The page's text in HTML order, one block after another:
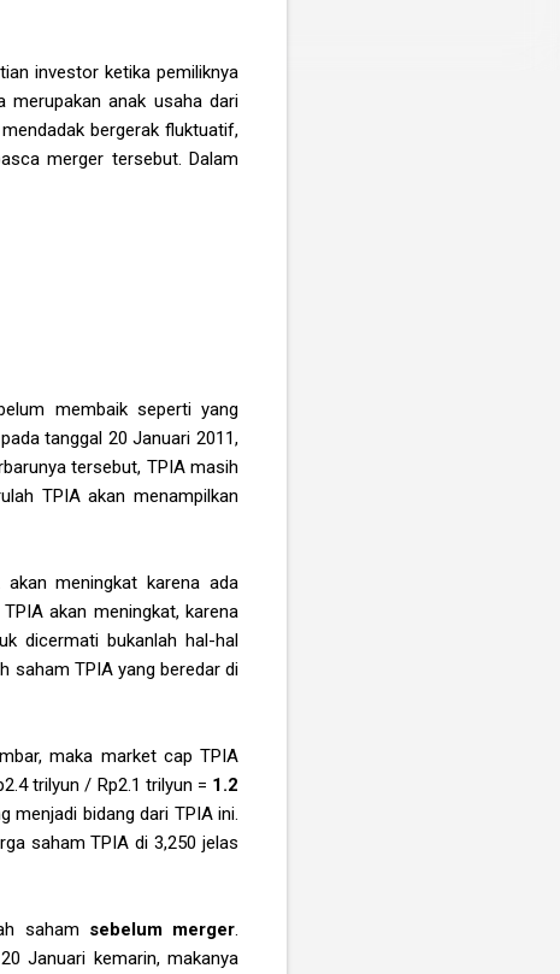
investor ketika pemiliknya
merupakan anak usaha dari
bergerak fluktuatif,
merger tersebut. Dalam
membaik seperti yang
tanggal 20 Januari 2011,
tersebut, TPIA masih
TPIA akan menampilkan
meningkat karena ada
akan meningkat, karena
dicermati bukanlah hal-hal
saham TPIA yang beredar di
maka market cap TPIA
trilyun / Rp2.1 trilyun = 1.2
menjadi bidang dari TPIA ini.
saham TPIA di 3,250 jelas
saham sebelum merger
Januari kemarin, makanya